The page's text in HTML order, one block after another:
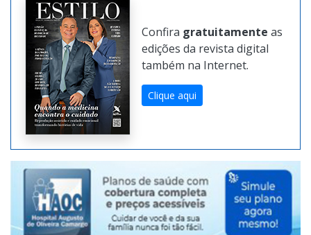
Confira gratuitamente
edições da revista digital
Clique aqui